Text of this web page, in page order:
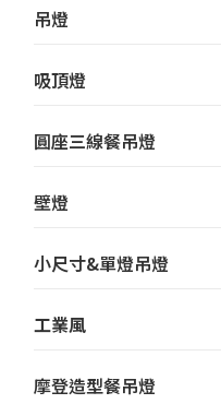
吊燈
吸頂燈
圓座三線餐吊燈
壁燈
小尺寸&單燈吊燈
工業風
摩登造型餐吊燈